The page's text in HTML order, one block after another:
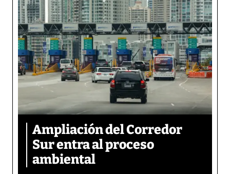
Ampliación del Corredor
Sur entra al proceso
ambiental